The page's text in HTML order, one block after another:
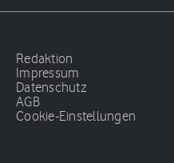
Redaktion
Impressum
Datenschutz
AGB
Cookie-Einstellungen